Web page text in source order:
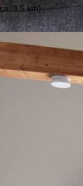
3,5 km)